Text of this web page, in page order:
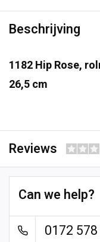
Beschrijving
1182 Hip Rose,
26,5 cm
Reviews
Can we help?
0172